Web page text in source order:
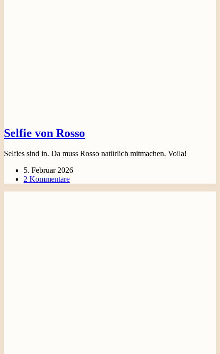
Selfie von Rosso
Selfies sind in. Da muss Rosso natürlich mitmachen. Voila!
5. Februar 2026
2 Kommentare